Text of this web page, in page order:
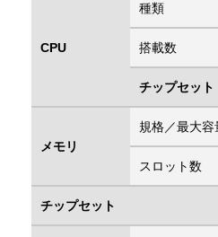
CPU
種類
搭載数
チップセット
メモリ
規格／最大容
スロット数
チップセット